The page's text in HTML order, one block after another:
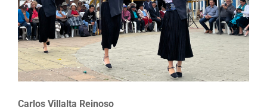
Carlos Villalta Reinoso